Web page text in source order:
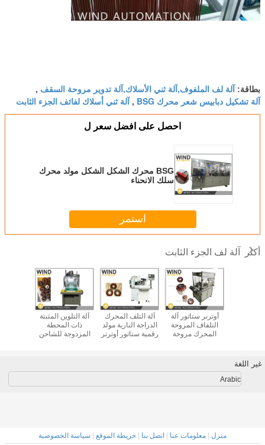
بطاقة: آلة لف الملفوف,آلة ثني الأسلاك,آلة تدوير مروحة السقف ,
آلة تشكيل دبابيس شعر محرك BSG , آلة ثني أسلاك لفائف الجزء الثابت
احصل على افضل سعر ل
BSG محرك الشكل الشكل مولد محرك
سلك الانحناء
استمر
أكثر آلة لف الجزء الثابت
آلة التلوين المثبتة
ذات المحطة
المزدوجة للشاحن
آلة التلف المحرك
الدراجة النارية مولد
رقمية ستاتور أوترنر
أوترنر ستاتور آلة
التلفاف المروحة
المحرك مروحة
غير اللغة
Arabic
منزل | معلومات عنا | اتصل بنا | خريطة الموقع | سياسة الخصوصية